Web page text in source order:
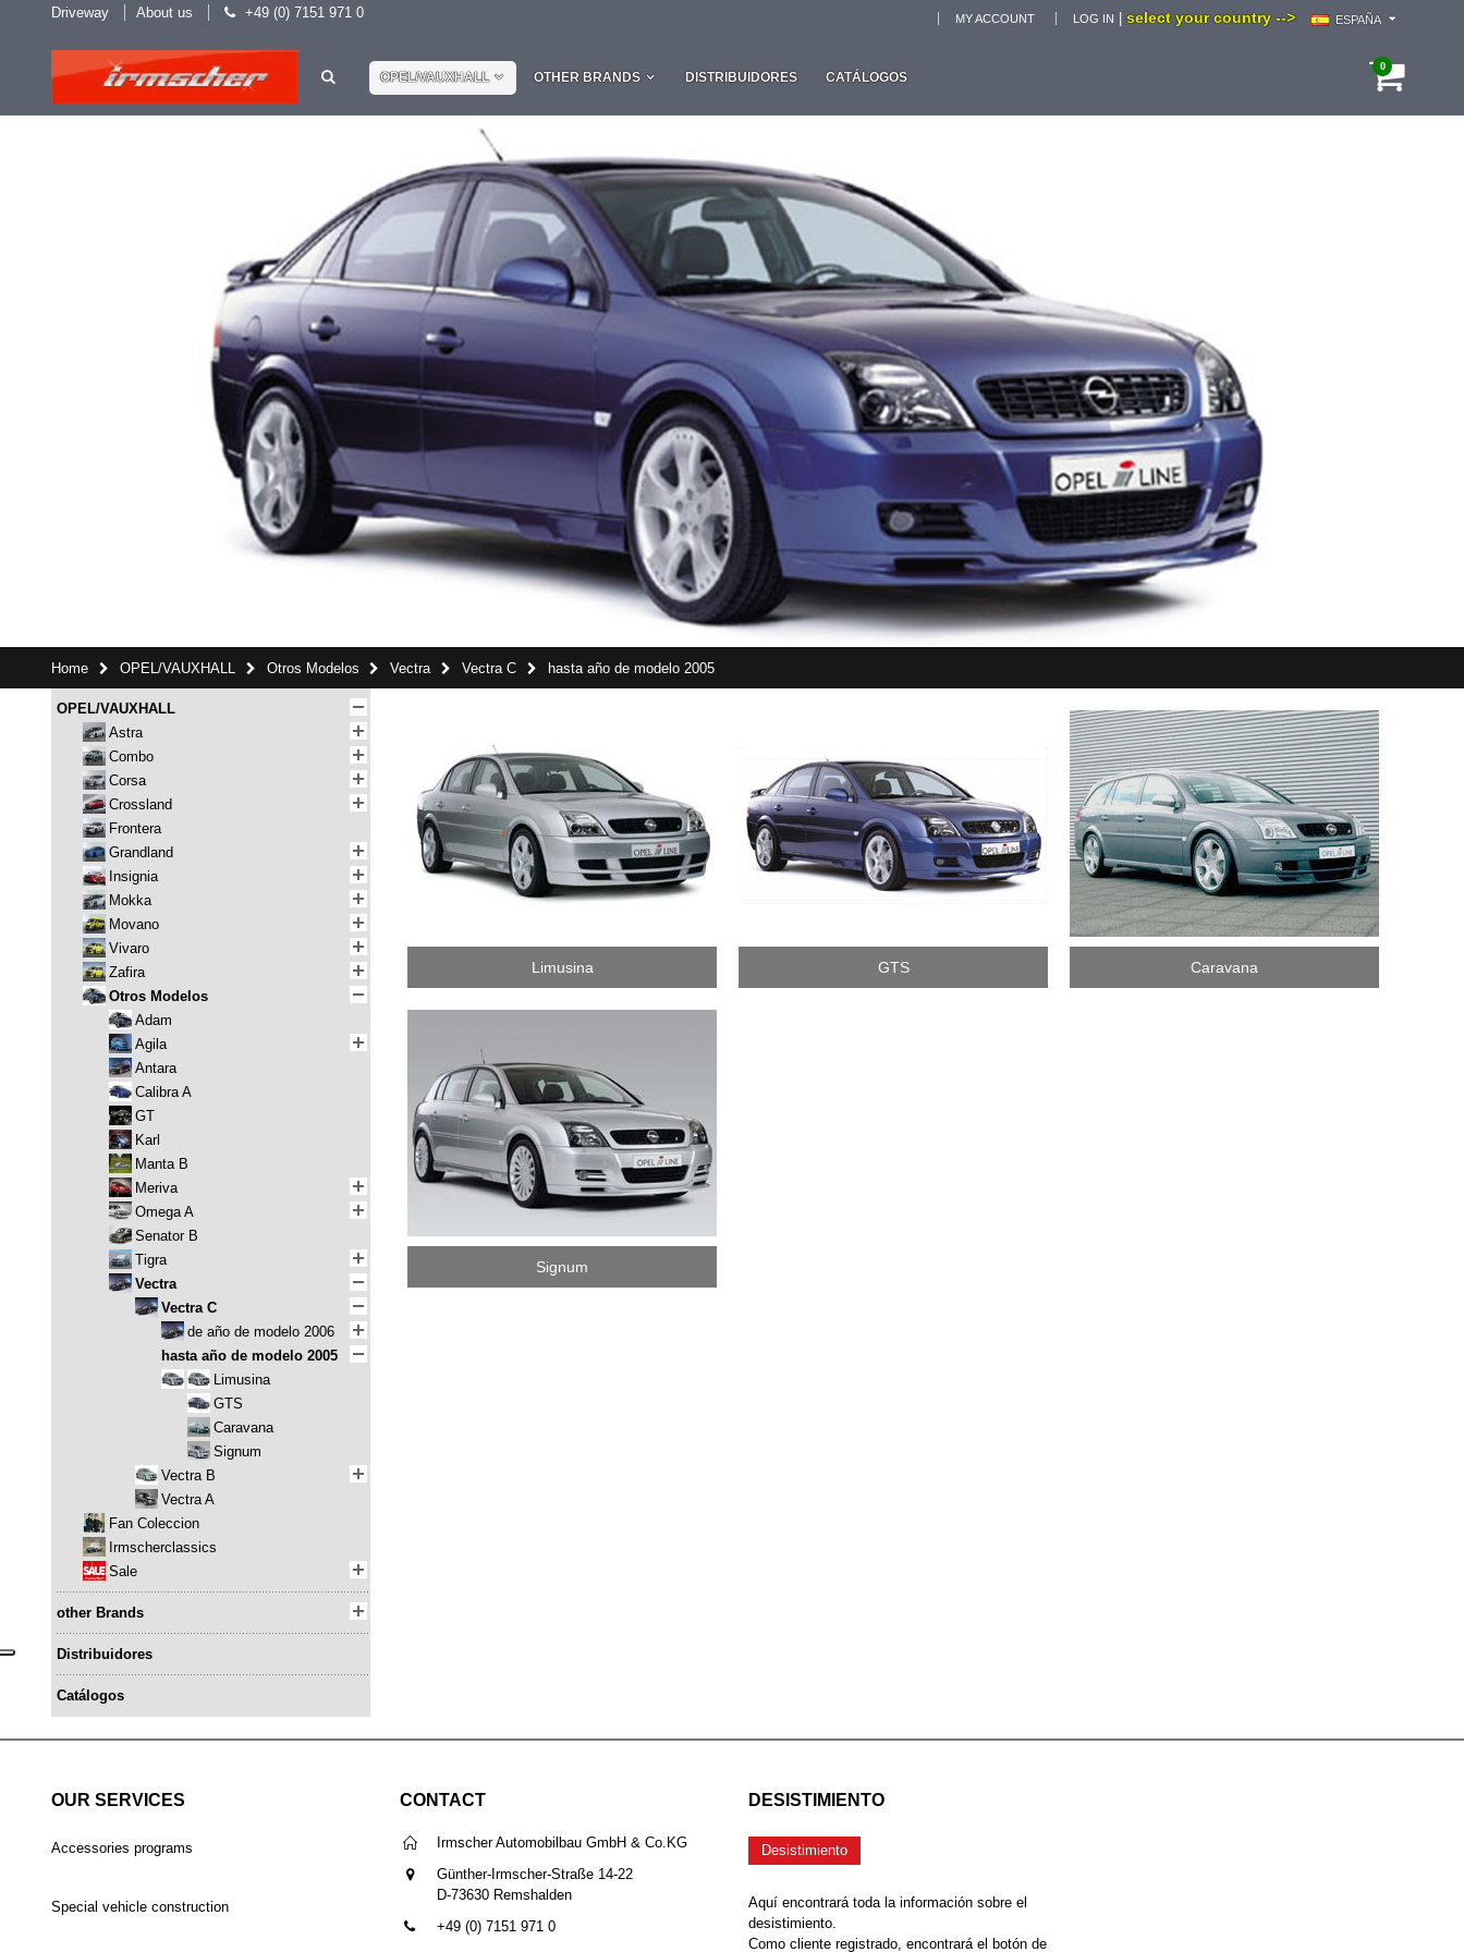
Driveway About us +49 (0) 7151 971 0 select your country --> ESPAÑA
MY ACCOUNT LOG IN
0
OPEL/VAUXHALL OTHER BRANDS DISTRIBUIDORES CATÁLOGOS
Home OPEL/VAUXHALL Otros Modelos Vectra Vectra C hasta año de modelo 2005
Limusina GTS Caravana
Signum
OPEL/VAUXHALL
Astra
Combo
Corsa
Crossland
Frontera
Grandland
Insignia
Mokka
Movano
Vivaro
Zafira
Otros Modelos
Adam
Agila
Antara
Calibra A
GT
Karl
Manta B
Meriva
Omega A
Senator B
Tigra
Vectra
Vectra C
de año de modelo 2006
hasta año de modelo 2005
Limusina
GTS
Caravana
Signum
Vectra B
Vectra A
Fan Coleccion
Irmscherclassics
Sale
other Brands
Distribuidores
Catálogos
OUR SERVICES
Accessories programs
Special vehicle construction
CONTACT
Irmscher Automobilbau GmbH & Co.KG
Günther-Irmscher-Straße 14-22
D-73630 Remshalden
+49 (0) 7151 971 0
DESISTIMIENTO
Desistimiento
Aquí encontrará toda la información sobre el
desistimiento.
Como cliente registrado, encontrará el botón de